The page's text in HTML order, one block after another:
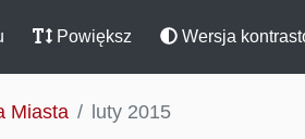
Powiększ Wersja
Miasta luty 2015